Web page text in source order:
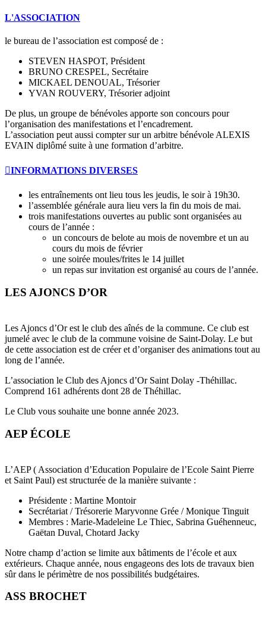
L'ASSOCIATION
le bureau de l’association est composé de :
STEVEN HASPOT, Président
BRUNO CRESPEL, Secrétaire
MICKAEL DENOUAL, Trésorier
YVAN ROUVERY, Trésorier adjoint
De plus, un groupe de bénévoles apporte son concours pour
l’organisation des manifestations et l’encadrement.
L’association peut aussi compter sur un arbitre bénévole ALEXIS
EVAIN diplômé suite à une formation d’arbitre.
INFORMATIONS DIVERSES
les entraînements ont lieu tous les jeudis, le soir à 19h30.
l’assemblée générale aura lieu vers la fin du mois de mai.
trois manifestations ouvertes au public sont organisées au
cours de l’année :
un concours de belote au mois de novembre et un au
cours du mois de février
une soirée moules/frites le 14 juillet
un repas sur invitation est organisé au cours de l’année.
LES AJONCS D’OR
Les Ajoncs d’Or est le club des aînés de la commune. Ce club est
jumelé avec le club de la commune voisine de Saint-Dolay. Le but
de cette association est de créer et d’organiser des animations tout au
long de l’année.
L’association le Club des Ajoncs d’Or Saint Dolay -Théhillac.
Comprend 161 adhérents dont 28 de Théhillac.
Le Club vous souhaite une bonne année 2023.
AEP ÉCOLE
L’AEP ( Association d’Education Populaire de l’Ecole Saint Pierre
et Saint Paul) est structurée de la manière suivante :
Présidente : Martine Montoir
Secrétariat / Trésorerie Maryvonne Grée / Monique Tinguit
Membres : Marie-Madeleine Le Thiec, Sabrina Guéhenneuc,
Gaëtan Duval, Chotard Jacky
Notre champ d’action se limite aux bâtiments de l’école et aux
extérieurs. Chaque année, nous engageons des lots de travaux bien
sûr dans le périmètre de nos possibilités budgétaires.
ASS BROCHET